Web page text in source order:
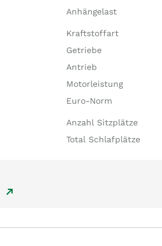
Anhängelast
Kraftstoffart
Getriebe
Antrieb
Motorleistung
Euro-Norm
Anzahl Sitzplätze
Total Schlafplätze